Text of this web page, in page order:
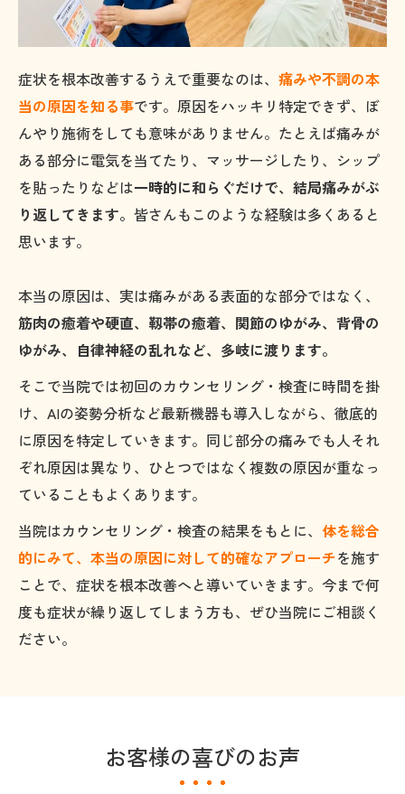
症状を根本改善するうえで重要なのは、 痛みや不調の本
当の原因を知る事です。原因をハッキリ特定できず、ぼ
んやり施術をしても意味がありません。たとえば痛みが
ある部分に電気を当てたり、マッサージしたり、シップ
を貼ったりなどは一時的に和らぐだけで、結局痛みがぶ
り返してきます。 皆さんもこのような経験は多くあると
思います。
本当の原因は、実は痛みがある表面的な部分ではなく、
筋肉の癒着や硬直、靱帯の癒着、関節のゆがみ、背骨の
ゆがみ、自律神経の乱れなど、多岐に渡ります。
そこで当院では初回のカウンセリング・検査に時間を掛
け、AIの姿勢分析など最新機器も導入しながら、徹底的
に原因を特定していきます。同じ部分の痛みでも人それ
ぞれ原因は異なり、ひとつではなく複数の原因が重なっ
ていることもよくあります。
当院はカウンセリング・検査の結果をもとに、 体を総合
的にみて、本当の原因に対して的確なアプローチを施す
ことで、症状を根本改善へと導いていきます。今まで何
度も症状が繰り返してしまう方も、ぜひ当院にご相談く
ださい。
お客様の喜びのお声